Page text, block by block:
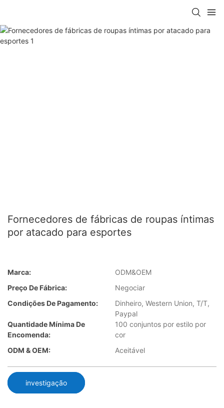
Fornecedores de fábricas de roupas íntimas
por atacado para esportes
Marca:
ODM&OEM
Preço De Fábrica:
Negociar
Condições De Pagamento:
Dinheiro, Western Union, T/T,
Paypal
Quantidade Mínima De
Encomenda:
100 conjuntos por estilo por
cor
ODM & OEM:
Aceitável
investigação